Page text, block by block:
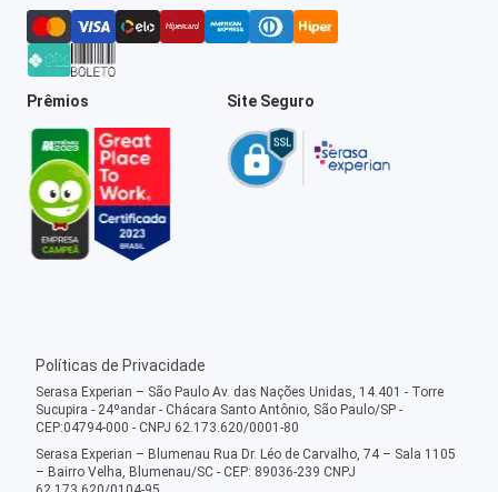
Prêmios Site Seguro
Políticas de Privacidade
Serasa Experian – São Paulo Av. das Nações Unidas, 14.401 - Torre
Sucupira - 24ºandar - Chácara Santo Antônio, São Paulo/SP -
CEP:04794-000 - CNPJ 62.173.620/0001-80
Serasa Experian – Blumenau Rua Dr. Léo de Carvalho, 74 – Sala 1105
– Bairro Velha, Blumenau/SC - CEP: 89036-239 CNPJ